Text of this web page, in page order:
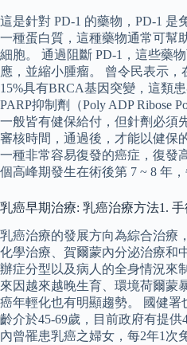
這是針對 PD-1 的藥物，PD-1 是
一種蛋白質，這種藥物通常可幫
細胞。 通過阻斷 PD-1，這些藥
應，並縮小腫瘤。 曾令民表示，
15%具有BRCA基因突變，這類
PARP抑制劑（Poly ADP Ribose
一般皆有健保給付，但針劑必須
審核時間，通過後，才能以健保
一種非常容易復發的癌症，復發
個高峰期發生在術後第 7 ~ 8 年，
乳癌早期治療: 乳癌治療方法1.
乳癌治療的發展方向為綜合治療
化學治療、賀爾蒙內分泌治療和
辦症分型以及病人的全身情況來
來因越來越晚生育、環境荷爾蒙
癌年輕化也有明顯趨勢。 國健
齡介於45-69歲，目前政府有提供
內曾罹患乳癌之婦女，每2年1次